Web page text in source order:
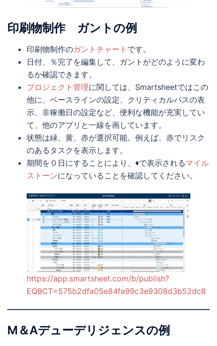
印刷物制作 ガントの例
印刷物制作のガントチャート です。
日付、％完了を編集して、ガントがどのように変わ
るか確認できます。
プロジェクト管理に関しては、Smartsheetではこの
他に、ベースラインの設定、クリティカルパスの表
示、非稼働日の設定など、便利な機能が充実してい
て、他のアプリと一線を画しています。
状態は緑、黄、赤が選択可能。例えば、赤でリスク
のあるタスクを表示します。
期間を０日にすることにより、♦で表示されるマイル
ストーンになっていることを確認してください。
https://app.smartsheet.com/b/publish?
EQBCT=575b2dfa05e84fa99c3e9308d3b52dc8
M＆Aデューデリジェンスの例